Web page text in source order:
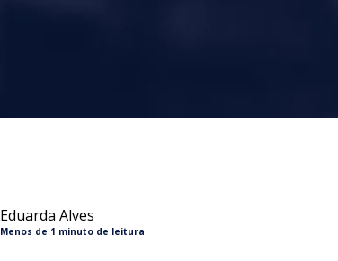
Eduarda Alves
Menos de 1 minuto de leitura